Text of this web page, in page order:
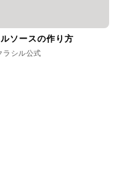
ソースの作り方
ラシル公式